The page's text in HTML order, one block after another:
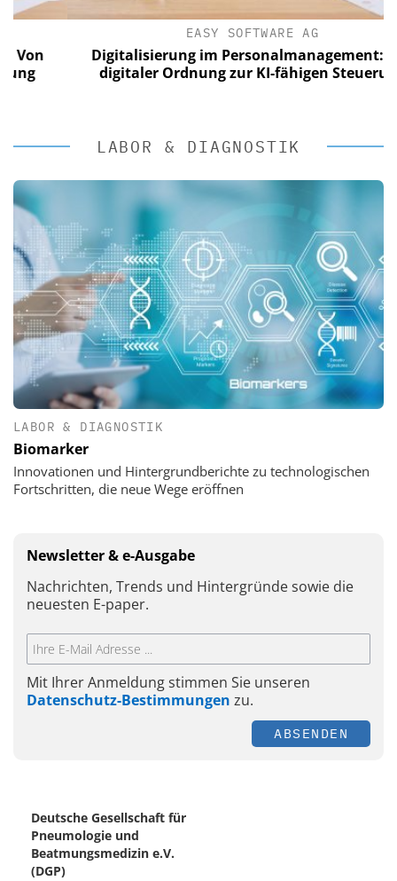
EASY SOFTWARE AG
Digitalisierung im Personalmanagement: Von
digitaler Ordnung zur KI-fähigen Steuerung
LABOR & DIAGNOSTIK
LABOR & DIAGNOSTIK
Biomarker
Innovationen und Hintergrundberichte zu technologischen
Fortschritten, die neue Wege eröffnen
Newsletter & e-Ausgabe
Nachrichten, Trends und Hintergründe sowie die
neuesten E-paper.
Mit Ihrer Anmeldung stimmen Sie unseren
Datenschutz-Bestimmungen zu.
ABSENDEN
Deutsche Gesellschaft für
Pneumologie und
Beatmungsmedizin e.V.
(DGP)